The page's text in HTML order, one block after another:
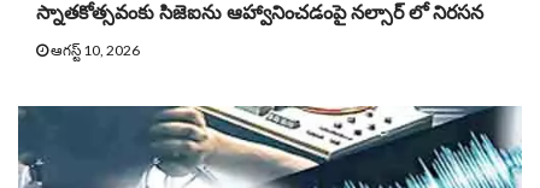
స్నాతకోత్సవంకు సిజెఐను ఆహ్వానించడంపై నల్సార్ లో నిరసన
ఆగస్ట్ 10, 2026